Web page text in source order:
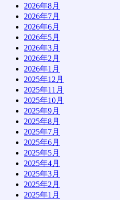
2026年8月
2026年7月
2026年6月
2026年5月
2026年3月
2026年2月
2026年1月
2025年12月
2025年11月
2025年10月
2025年9月
2025年8月
2025年7月
2025年6月
2025年5月
2025年4月
2025年3月
2025年2月
2025年1月